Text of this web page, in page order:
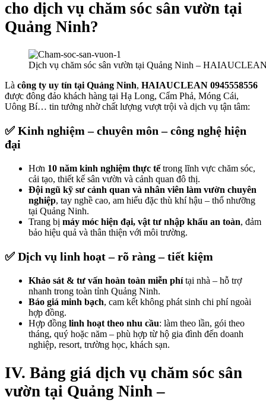
cho dịch vụ chăm sóc sân vườn tại
Quảng Ninh?
Dịch vụ chăm sóc sân vườn tại Quảng Ninh –
Là công ty uy tín tại Quảng Ninh, HAIAUCLEAN 0945558556
được đông đảo khách hàng tại Hạ Long, Cẩm Phả, Móng Cái,
Uông Bí… tin tưởng nhờ chất lượng vượt trội và dịch vụ tận tâm:
✅ Kinh nghiệm – chuyên môn – công nghệ hiện
đại
Hơn 10 năm kinh nghiệm thực tếtrong lĩnh vực chăm sóc,
cải tạo, thiết kế sân vườn và cảnh quan đô thị.
Đội ngũ kỹ sư cảnh quan và nhân viên làm vườn chuyên
nghiệp, tay nghề cao, am hiểu đặc thù khí hậu – thổ nhưỡng
tại Quảng Ninh.
Trang bị máy móc hiện đại, vật tư nhập khẩu an toàn, đảm
bảo hiệu quả và thân thiện với môi trường.
✅ Dịch vụ linh hoạt – rõ ràng – tiết kiệm
Khảo sát & tư vấn hoàn toàn miễn phítại nhà – hỗ trợ
nhanh trong toàn tỉnh Quảng Ninh.
Báo giá minh bạch, cam kết không phát sinh chi phí ngoài
hợp đồng.
Hợp đồng linh hoạt theo nhu cầu: làm theo lần, gói theo
tháng, quý hoặc năm – phù hợp từ hộ gia đình đến doanh
nghiệp, resort, trường học, khách sạn.
IV. Bảng giá dịch vụ chăm sóc sân
vườn tại Quảng Ninh –